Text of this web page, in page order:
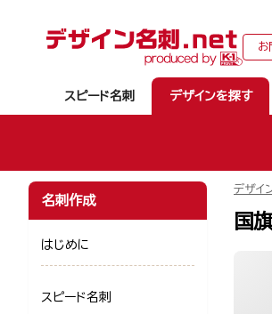
お
スピード名刺 デザインを探す
デザイ
国
名刺作成
はじめに
スピード名刺